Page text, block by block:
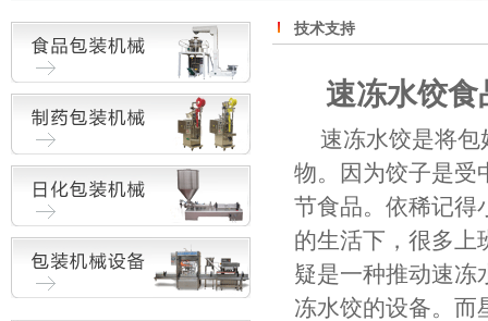
技术支持
速冻水饺
速冻水饺是将
物。因为饺子是受
节食品。依稀记得
的生活下，很多上
疑是一种推动速冻
冻水饺的设备。而